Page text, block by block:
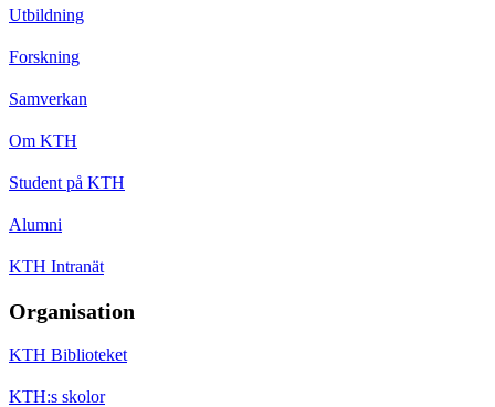
Utbildning
Forskning
Samverkan
Om KTH
Student på KTH
Alumni
KTH Intranät
Organisation
KTH Biblioteket
KTH:s skolor